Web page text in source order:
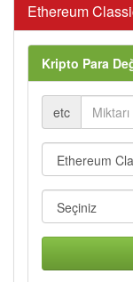
Ethereum
Kripto Para
etc